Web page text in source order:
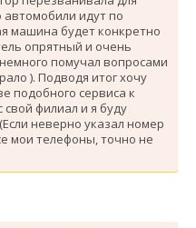
автомобили идут по
машина будет конкретно
опрятный и очень
помучал вопросами
). Подводя итог хочу
подобного сервиса к
филиал и я буду
неверно указал номер
мои телефоны, точно не